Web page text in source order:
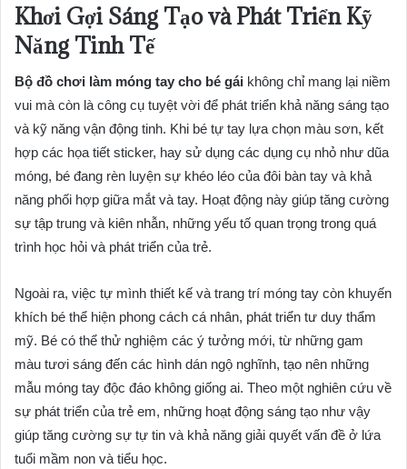
Khơi Gợi Sáng Tạo và Phát Triển Kỹ
Năng Tinh Tế
Bộ đồ chơi làm móng tay cho bé gái không chỉ mang lại niềm
vui mà còn là công cụ tuyệt vời để phát triển khả năng sáng tạo
và kỹ năng vận động tinh. Khi bé tự tay lựa chọn màu sơn, kết
hợp các họa tiết sticker, hay sử dụng các dụng cụ nhỏ như dũa
móng, bé đang rèn luyện sự khéo léo của đôi bàn tay và khả
năng phối hợp giữa mắt và tay. Hoạt động này giúp tăng cường
sự tập trung và kiên nhẫn, những yếu tố quan trọng trong quá
trình học hỏi và phát triển của trẻ.
Ngoài ra, việc tự mình thiết kế và trang trí móng tay còn khuyến
khích bé thể hiện phong cách cá nhân, phát triển tư duy thẩm
mỹ. Bé có thể thử nghiệm các ý tưởng mới, từ những gam
màu tươi sáng đến các hình dán ngộ nghĩnh, tạo nên những
mẫu móng tay độc đáo không giống ai. Theo một nghiên cứu về
sự phát triển của trẻ em, những hoạt động sáng tạo như vậy
giúp tăng cường sự tự tin và khả năng giải quyết vấn đề ở lứa
tuổi mầm non và tiểu học.